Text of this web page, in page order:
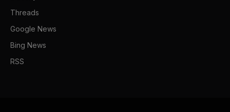
Threads
Google News
Bing News
RSS